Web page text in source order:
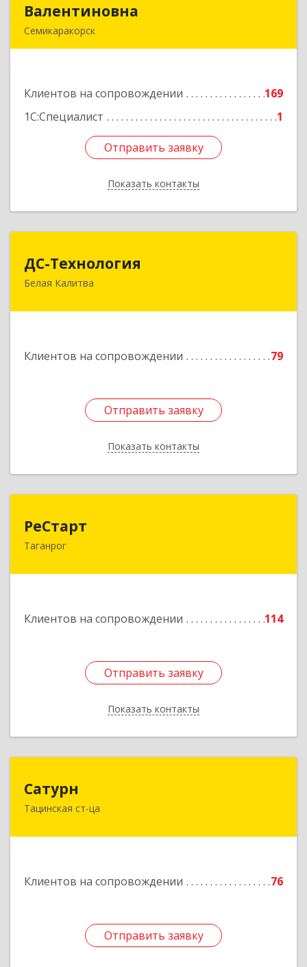
Валентиновна
Семикаракорск
Клиентов на сопровождении
169
1С:Специалист
1
Отправить заявку
Показать контакты
Подробнее
Отправить заявку
Назад
ДС-Технология
Белая Калитва
Клиентов на сопровождении 79
Отправить заявку
Показать контакты
347045, Ростовская обл, Белокалитвинский р-н,
Отправить заявку
Назад
РеСтарт
Таганрог
Клиентов на сопровождении 114
Отправить заявку
Показать контакты
347916, Ростовская обл, Таганрог г, Калужский
Отправить заявку
Назад
Сатурн
Тацинская ст-ца
Клиентов на сопровождении 76
Отправить заявку
347060, Ростовская область, Тацинский район,
Отправить заявку